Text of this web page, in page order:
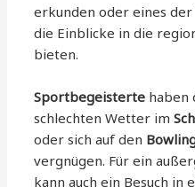
erkunden oder eines
die Einblicke in die
bieten.
Sportbegeisterte haben
schlechten Wetter im
oder sich auf den
vergnügen. Für ein
kann auch ein Besuch in